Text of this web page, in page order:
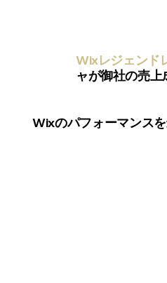
Wixレジェンド
ャが御社の売
Wixのパフォーマンス